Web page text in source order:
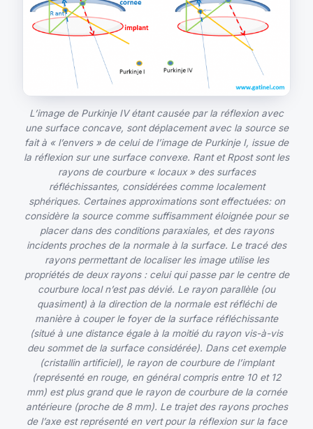
L’image de Purkinje IV étant causée par la réflexion avec
une surface concave, sont déplacement avec la source se
fait à « l’envers » de celui de l’image de Purkinje I, issue de
la réflexion sur une surface convexe. Rant et Rpost sont les
rayons de courbure « locaux » des surfaces
réfléchissantes, considérées comme localement
sphériques. Certaines approximations sont effectuées: on
considère la source comme suffisamment éloignée pour se
placer dans des conditions paraxiales, et des rayons
incidents proches de la normale à la surface. Le tracé des
rayons permettant de localiser les image utilise les
propriétés de deux rayons : celui qui passe par le centre de
courbure local n’est pas dévié. Le rayon parallèle (ou
quasiment) à la direction de la normale est réfléchi de
manière à couper le foyer de la surface réfléchissante
(situé à une distance égale à la moitié du rayon vis-à-vis
deu sommet de la surface considérée). Dans cet exemple
(cristallin artificiel), le rayon de courbure de l’implant
(représenté en rouge, en général compris entre 10 et 12
mm) est plus grand que le rayon de courbure de la cornée
antérieure (proche de 8 mm). Le trajet des rayons proches
de l’axe est représenté en vert pour la réflexion sur la face